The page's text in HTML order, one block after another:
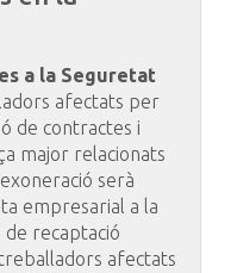
a la Seguretat
afectats per
de contractes i
major relacionats
serà
empresarial a la
de recaptació
afectats